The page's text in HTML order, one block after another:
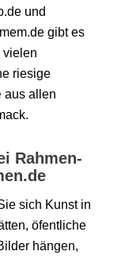
und
gibt es
vielen
riesige
aus allen
Rahmen-
sich Kunst in
öfentliche
hängen,